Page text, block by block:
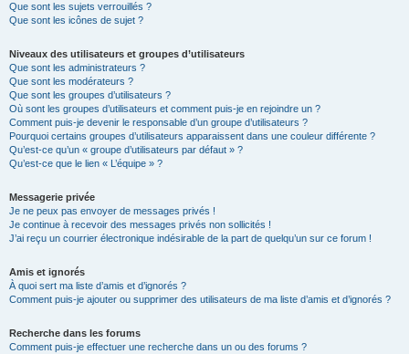
Que sont les sujets verrouillés ?
Que sont les icônes de sujet ?
Niveaux des utilisateurs et groupes d’utilisateurs
Que sont les administrateurs ?
Que sont les modérateurs ?
Que sont les groupes d’utilisateurs ?
Où sont les groupes d’utilisateurs et comment puis-je en rejoindre un ?
Comment puis-je devenir le responsable d’un groupe d’utilisateurs ?
Pourquoi certains groupes d’utilisateurs apparaissent dans une couleur différente ?
Qu’est-ce qu’un « groupe d’utilisateurs par défaut » ?
Qu’est-ce que le lien « L’équipe » ?
Messagerie privée
Je ne peux pas envoyer de messages privés !
Je continue à recevoir des messages privés non sollicités !
J’ai reçu un courrier électronique indésirable de la part de quelqu’un sur ce forum !
Amis et ignorés
À quoi sert ma liste d’amis et d’ignorés ?
Comment puis-je ajouter ou supprimer des utilisateurs de ma liste d’amis et d’ignorés ?
Recherche dans les forums
Comment puis-je effectuer une recherche dans un ou des forums ?